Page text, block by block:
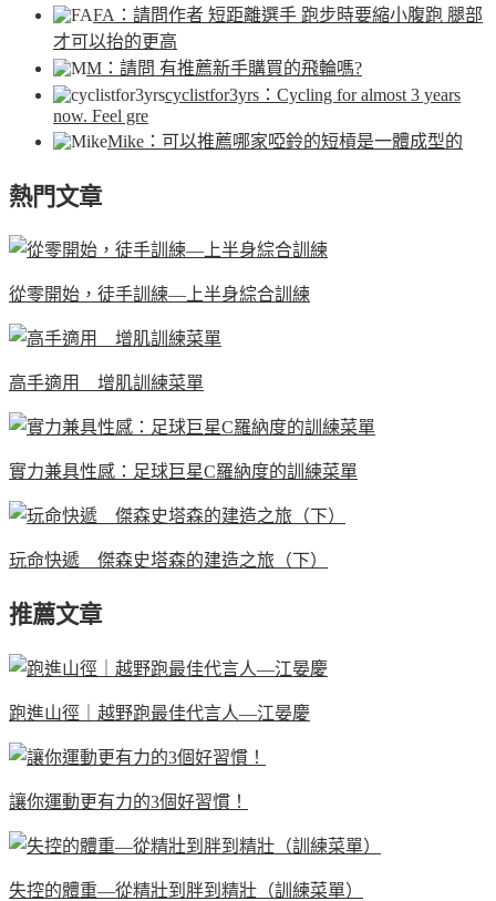
FA ：請問作者 短距離選手 跑步時要縮小腹跑 腿部
才可以抬的更高
M ：請問 有推薦新手購買的飛輪嗎?
cyclistfor3yrs ：Cycling for almost 3 years
now. Feel gre
Mike ：可以推薦哪家啞鈴的短槓是一體成型的
熱門文章
從零開始，徒手訓練—上半身綜合訓練
高手適用 增肌訓練菜單
實力兼具性感：足球巨星C羅納度的訓練菜單
玩命快遞 傑森史塔森的建造之旅（下）
推薦文章
跑進山徑｜越野跑最佳代言人—江晏慶
讓你運動更有力的3個好習慣！
失控的體重—從精壯到胖到精壯（訓練菜單）